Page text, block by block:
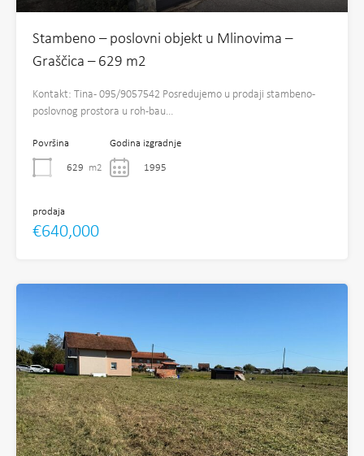
Stambeno – poslovni objekt u Mlinovima –
Graščica – 629 m2
Kontakt: Tina- 095/9057542 Posredujemo u prodaji stambeno-
poslovnog prostora u roh-bau…
Površina
629 m2
Godina izgradnje
1995
prodaja
€640,000